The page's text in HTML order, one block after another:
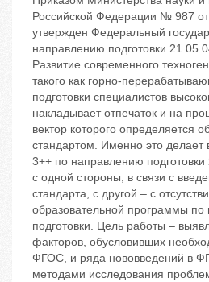
Российской Федерации № 987 от
утвержден Федеральный
направлению подготовки
Развитие современного
такого как горно-
подготовки специалистов
накладывает отпечаток и на
вектор которого определяется
стандартом. Именно это
3++ по направлению
с одной стороны, в связи с
стандарта, с другой – с
образовательной программы
подготовки. Цель работы –
факторов, обусловивших
ФГОС, и ряда нововведений в
методами исследования